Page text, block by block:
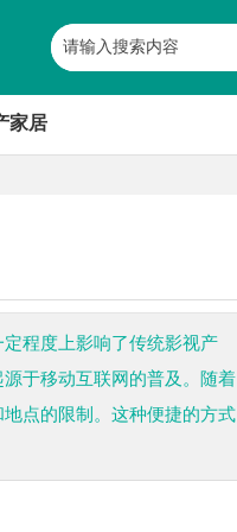
家居
程度上影响了传统影视产
于移动互联网的普及。随着
点的限制。这种便捷的方式